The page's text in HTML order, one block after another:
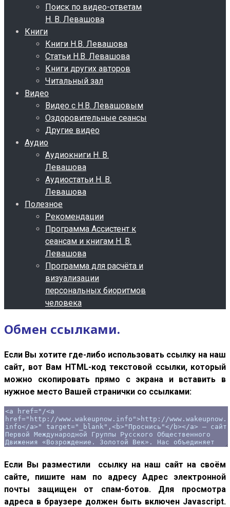
Поиск по видео-ответам
Н. В. Левашова
Книги
Книги Н.В. Левашова
Статьи Н.В. Левашова
Книги других авторов
Читальный зал
Видео
Видео с Н.В. Левашовым
Оздоровительные сеансы
Другие видео
Аудио
Аудиокниги Н. В.
Левашова
Аудиостатьи Н. В.
Левашова
Полезное
Рекомендации
Программа Ассистент к
сеансам и книгам Н. В.
Левашова
Программа для расчёта и
визуализации
персональных биоритмов
человека
Обмен ссылками.
Если Вы хотите где-либо использовать ссылку на наш
сайт, вот Вам HTML-код текстовой ссылки, который
можно скопировать прямо с экрана и вставить в
нужное место Вашей странички со ссылками:
Если Вы разместили ссылку на наш сайт на своём
сайте, пишите нам по адресу Адрес электронной
почты защищен от спам-ботов. Для просмотра
адреса в браузере должен быть включен Javascript.